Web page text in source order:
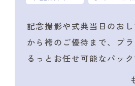
記念撮影や式典当日のおし
から袴のご優待まで、プ
るっとお任せ可能なパック